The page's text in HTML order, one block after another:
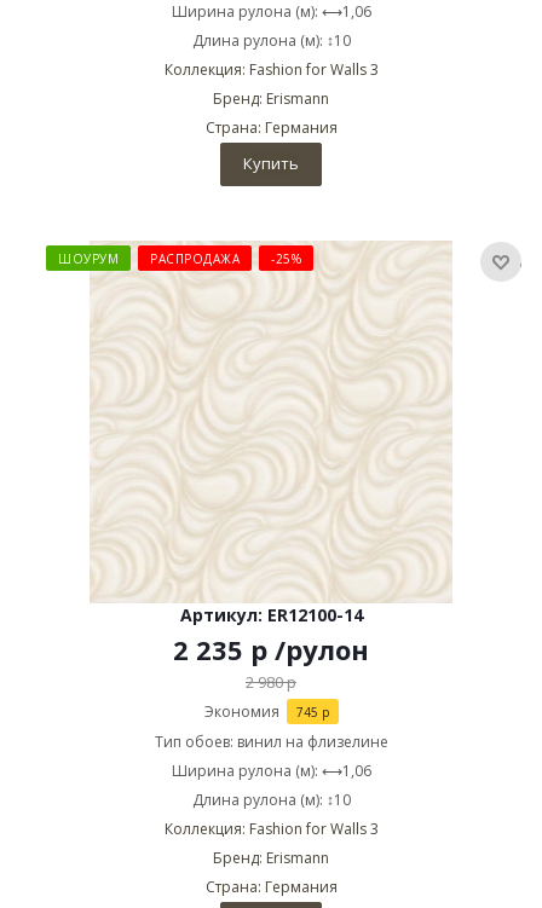
Ширина рулона (м): ⟷1,06
Длина рулона (м): ↕10
Коллекция: Fashion for Walls 3
Бренд: Erismann
Страна: Германия
Купить
ШОУРУМ РАСПРОДАЖА -25%
Артикул: ER12100-14
2 235 р /рулон
2 980р
Экономия 745 р
Тип обоев: винил на флизелине
Ширина рулона (м): ⟷1,06
Длина рулона (м): ↕10
Коллекция: Fashion for Walls 3
Бренд: Erismann
Страна: Германия